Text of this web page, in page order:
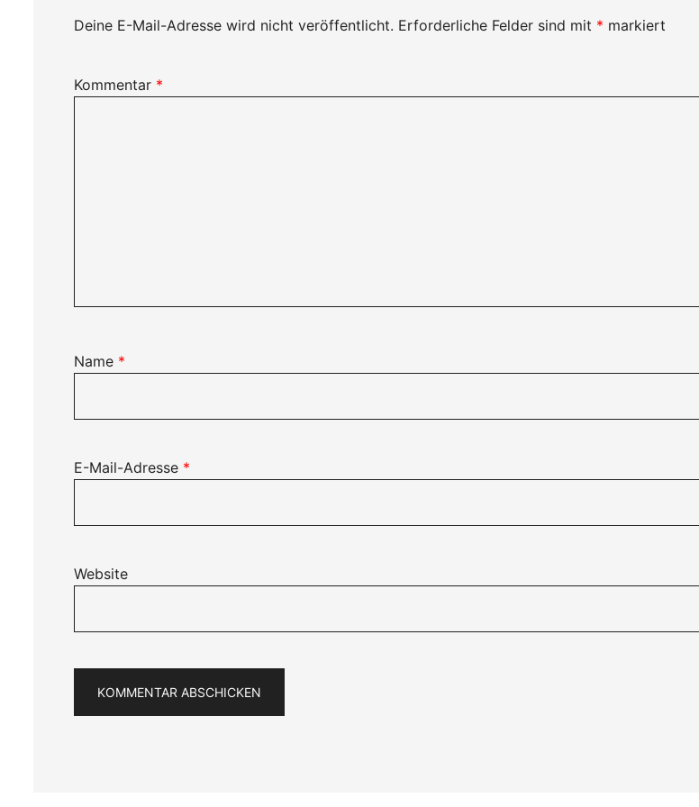
Deine E-Mail-Adresse wird nicht veröffentlicht. Erforderliche Felder sind mit * markiert
Kommentar *
Name *
E-Mail-Adresse *
Website